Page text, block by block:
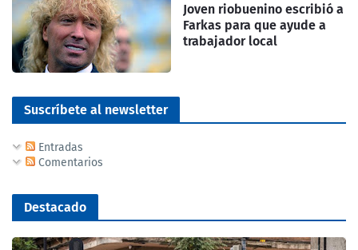
Joven riobuenino escribió a
Farkas para que ayude a
trabajador local
Suscríbete al newsletter
Entradas
Comentarios
Destacado